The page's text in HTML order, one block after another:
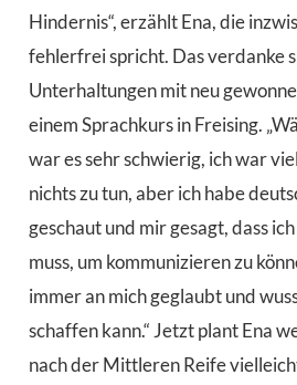
Hindernis“, erzählt Ena, die
fehlerfrei spricht. Das verdanke
Unterhaltungen mit neu
einem Sprachkurs in Freising.
war es sehr schwierig, ich war
nichts zu tun, aber ich habe
geschaut und mir gesagt, dass
muss, um kommunizieren zu
immer an mich geglaubt und
schaffen kann.“ Jetzt plant Ena
nach der Mittleren Reife